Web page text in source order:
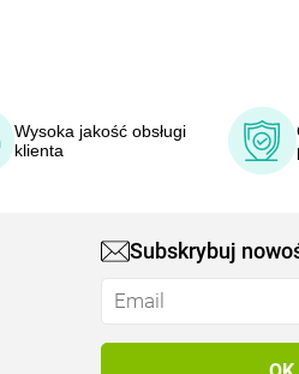
Wysoka jakość obsługi
klienta
Subskrybuj